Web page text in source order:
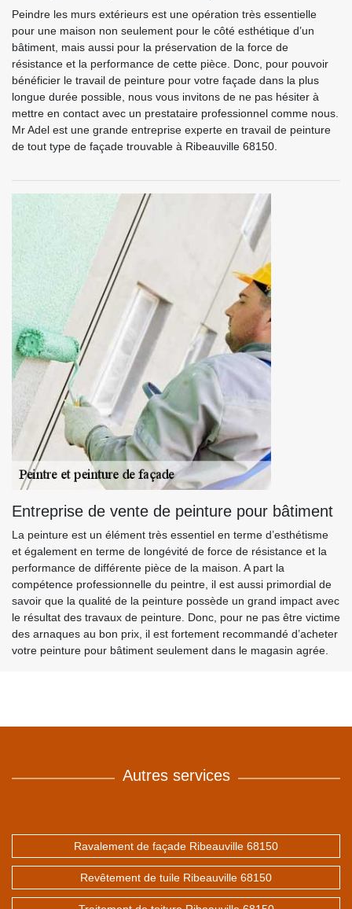
Peindre les murs extérieurs est une opération très essentielle
pour une maison non seulement pour le côté esthétique d’un
bâtiment, mais aussi pour la préservation de la force de
résistance et la performance de cette pièce. Donc, pour pouvoir
bénéficier le travail de peinture pour votre façade dans la plus
longue durée possible, nous vous invitons de ne pas hésiter à
mettre en contact avec un prestataire professionnel comme nous.
Mr Adel est une grande entreprise experte en travail de peinture
de tout type de façade trouvable à Ribeauville 68150.
Entreprise de vente de peinture pour bâtiment
La peinture est un élément très essentiel en terme d’esthétisme
et également en terme de longévité de force de résistance et la
performance de différente pièce de la maison. A part la
compétence professionnelle du peintre, il est aussi primordial de
savoir que la qualité de la peinture possède un grand impact avec
le résultat des travaux de peinture. Donc, pour ne pas être victime
des arnaques au bon prix, il est fortement recommandé d’acheter
votre peinture pour bâtiment seulement dans le magasin agrée.
Autres services
Ravalement de façade Ribeauville 68150
Revêtement de tuile Ribeauville 68150